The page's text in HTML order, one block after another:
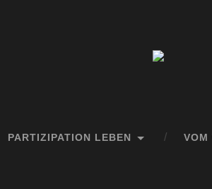
PARTIZIPATION LEBEN VOM